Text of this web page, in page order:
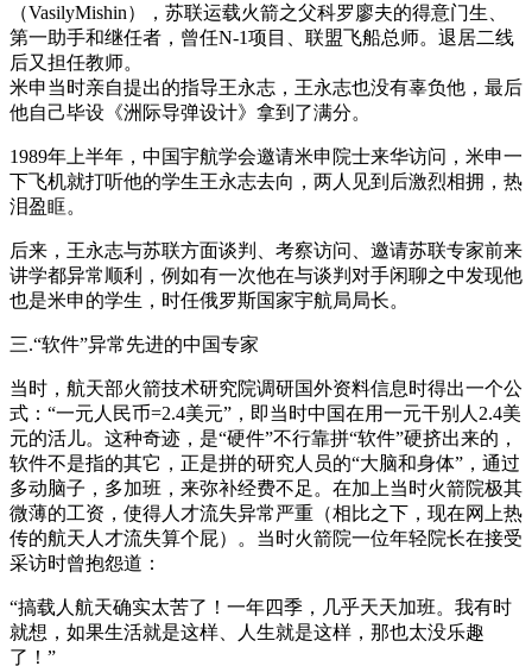
（VasilyMishin），苏联运载火箭之父科罗廖夫的得意门生、
第一助手和继任者，曾任N-1项目、联盟飞船总师。退居二线
后又担任教师。
米申当时亲自提出的指导王永志，王永志也没有辜负他，最后
他自己毕设《洲际导弹设计》拿到了满分。
1989年上半年，中国宇航学会邀请米申院士来华访问，米申一
下飞机就打听他的学生王永志去向，两人见到后激烈相拥，热
泪盈眶。
后来，王永志与苏联方面谈判、考察访问、邀请苏联专家前来
讲学都异常顺利，例如有一次他在与谈判对手闲聊之中发现他
也是米申的学生，时任俄罗斯国家宇航局局长。
三.“软件”异常先进的中国专家
当时，航天部火箭技术研究院调研国外资料信息时得出一个公
式：“一元人民币=2.4美元”，即当时中国在用一元干别人2.4美
元的活儿。这种奇迹，是“硬件”不行靠拼“软件”硬挤出来的，
软件不是指的其它，正是拼的研究人员的“大脑和身体”，通过
多动脑子，多加班，来弥补经费不足。在加上当时火箭院极其
微薄的工资，使得人才流失异常严重（相比之下，现在网上热
传的航天人才流失算个屁）。当时火箭院一位年轻院长在接受
采访时曾抱怨道：
“搞载人航天确实太苦了！一年四季，几乎天天加班。我有时
就想，如果生活就是这样、人生就是这样，那也太没乐趣
了！”